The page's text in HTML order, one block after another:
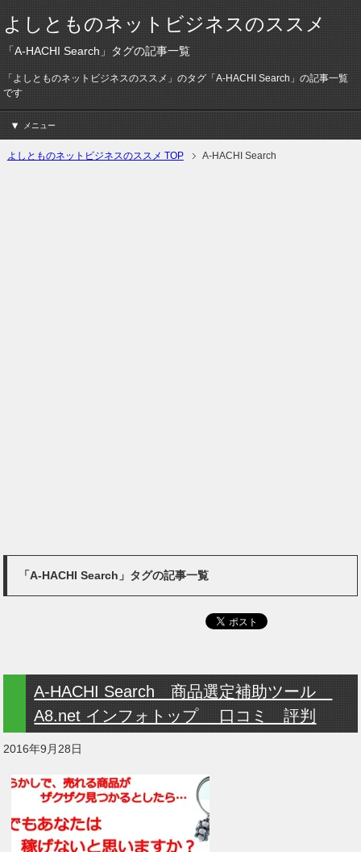
よしとものネットビジネスのススメ
「A-HACHI Search」タグの記事一覧
「よしとものネットビジネスのススメ」のタグ「A-HACHI Search」の記事一覧
です
メニュー
よしとものネットビジネスのススメ TOP A-HACHI Search
「A-HACHI Search」タグの記事一覧
A-HACHI Search 商品選定補助ツール
A8.net インフォトップ 口コミ 評判
2016年9月28日